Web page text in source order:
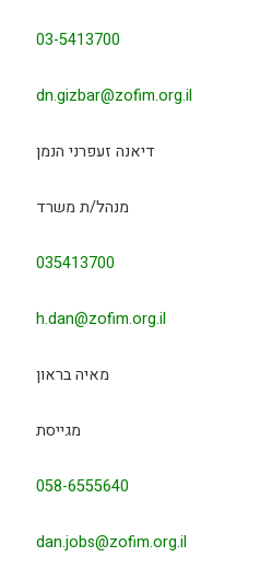
03-5413700
dn.gizbar@zofim.org.il
דיאנה זעפרני הנמן
מנהל/ת משרד
035413700
h.dan@zofim.org.il
מאיה בראון
מגייסת
058-6555640
dan.jobs@zofim.org.il